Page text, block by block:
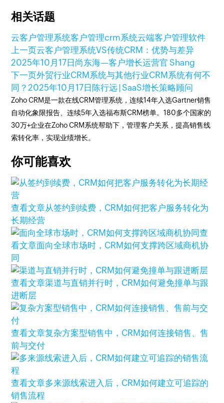
相关话题
云客户管理系统客户管理crm系统云端客户管理软件
上一页云客户管理系统VS传统CRM：优势与差异
2025年10月17日 尚东海—客户增长运营官 Shang
下一页外贸行业CRM系统与其他行业CRM系统有何不
同？2025年10月17日 陈行远 | SaaS增长策略顾问
Zoho CRM是一款在线CRM管理系统，连续14年入选Gartner销售
自动化象限报告、连续5年入选福布斯CRM榜单。180多个国家的
30万+企业在Zoho CRM系统帮助下，管理客户关系，提高销售线
索转化率，实现业绩增长。
你可能喜欢
查看文章从签约到续费，CRM如何把客户服务转化为
长期经营
查
看文章面向全球市场时，CRM如何支撑跨区域商机协
同
查看文章渠道与直销并行时，CRM如何避免撞单与跟
进断层
查看文章复杂方案型销售中，CRM如何连接销售、售
前与交付
查看文章多来源线索进入后，CRM如何建立可追踪的
销售流程